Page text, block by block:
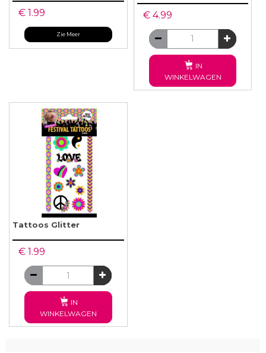
€ 1.99
Zie Meer
€ 4.99
IN
WINKELWAGEN
Tattoos Glitter
€ 1.99
IN
WINKELWAGEN